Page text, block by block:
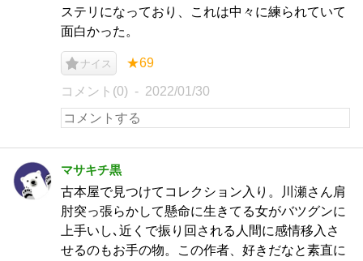
ステリになっており、これは中々に練られていて
面白かった。
ナイス ★69
コメント(0) 2022/01/30
マサキチ黒
古本屋で見つけてコレクション入り。川瀬さん肩
肘突っ張らかして懸命に生きてる女がバツグンに
上手いし､近くで振り回される人間に感情移入さ
せるのもお手の物。この作者、好きだなと素直に